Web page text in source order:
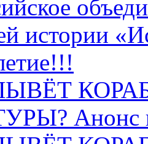
истории
Анонс